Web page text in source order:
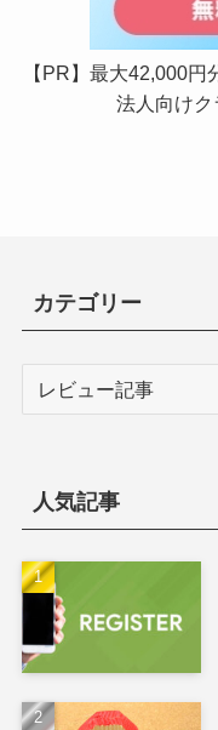
【PR】最大42,000
法人向けク
カテゴリー
人気記事